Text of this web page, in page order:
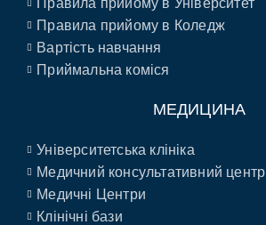
Правила прийому в Університет
Правила прийому в Коледж
Вартість навчання
Приймальна коміся
МЕДИЦИНА
Університетська клініка
Медичний консультативний центр
Медичні Центри
Клінічні бази